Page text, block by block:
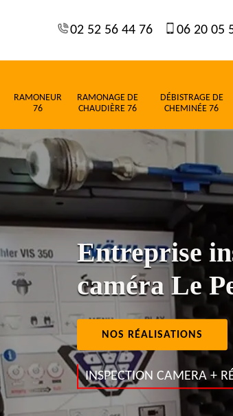
02 52 56 44 76 06 20 05
RAMONEUR
76
RAMONAGE DE
CHAUDIÈRE 76
DÉBISTRAGE DE
CHEMINÉE 76
Entreprise
caméra Le
NOS RÉALISATIONS
INSPECTION CAMERA +